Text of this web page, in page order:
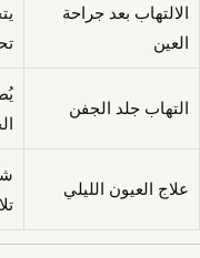
الالتهاب بعد جراحة
العين
التهاب جلد الجفن
علاج العيون الليلي